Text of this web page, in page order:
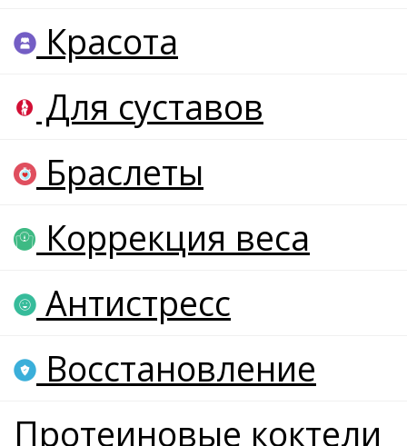
Красота
Для суставов
Браслеты
Коррекция веса
Антистресс
Восстановление
Протеиновые коктели